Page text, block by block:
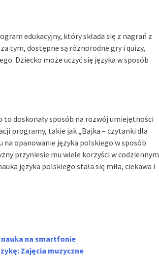
edukacyjny, który składa się z nagrań z
tym, dostępne są różnorodne gry i quizy,
Dziecko może uczyć się języka w sposób
doskonały sposób na rozwój umiejętności
programy, takie jak „Bajka – czytanki dla
na opanowanie języka polskiego w sposób
przyniesie mu wiele korzyści w codziennym
języka polskiego stała się miła, ciekawa i
na smartfonie
Zajęcia muzyczne